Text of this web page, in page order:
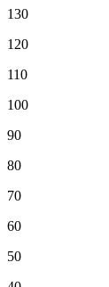
130
120
110
100
90
80
70
60
50